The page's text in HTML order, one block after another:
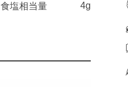
食塩相当量 4g